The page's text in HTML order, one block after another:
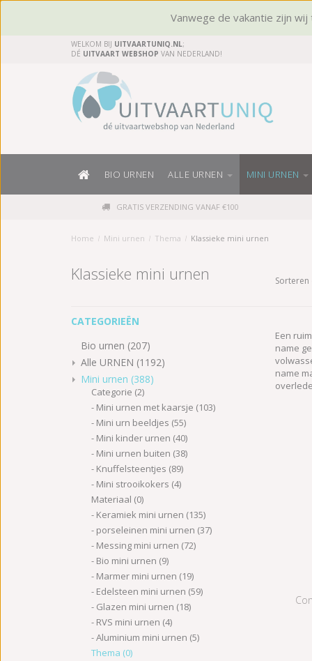
Vanwege de vakantie zijn
WELKOM BIJ UITVAARTUNIQ.NL;
DÉ UITVAART WEBSHOP VAN NEDERLAND!
BIO URNEN ALLE URNEN MINI URNEN
GRATIS VERZENDING VANAF €100
Home / Mini urnen / Thema / Klassieke mini urnen
Klassieke mini urnen Sorteren
CATEGORIEËN
Bio urnen (207)
Alle URNEN (1192)
Mini urnen (388)
Categorie (2)
Mini urnen met kaarsje (103)
Mini urn beeldjes (55)
Mini kinder urnen (40)
Mini urnen buiten (38)
Knuffelsteentjes (89)
Mini strooikokers (4)
Materiaal (0)
Keramiek mini urnen (135)
porseleinen mini urnen (37)
Messing mini urnen (72)
Bio mini urnen (9)
Marmer mini urnen (19)
Edelsteen mini urnen (59)
Glazen mini urnen (18)
RVS mini urnen (4)
Aluminium mini urnen (5)
Thema (0)
Een
name
name